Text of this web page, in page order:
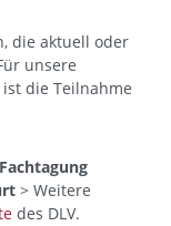
die aktuell oder
unsere
die Teilnahme
> Weitere
des DLV.